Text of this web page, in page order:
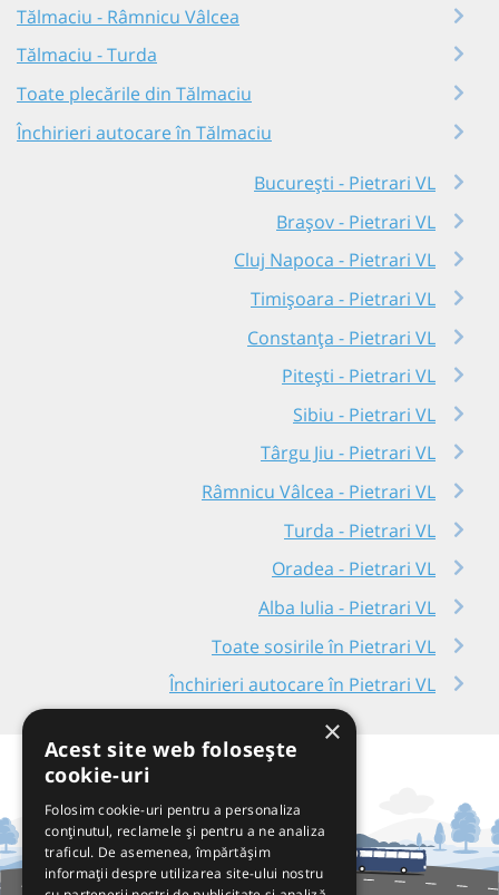
Tălmaciu - Râmnicu Vâlcea
Tălmaciu - Turda
Toate plecările din Tălmaciu
Închirieri autocare în Tălmaciu
București - Pietrari VL
Brașov - Pietrari VL
Cluj Napoca - Pietrari VL
Timișoara - Pietrari VL
Constanța - Pietrari VL
Pitești - Pietrari VL
Sibiu - Pietrari VL
Târgu Jiu - Pietrari VL
Râmnicu Vâlcea - Pietrari VL
Turda - Pietrari VL
Oradea - Pietrari VL
Alba Iulia - Pietrari VL
Toate sosirile în Pietrari VL
Închirieri autocare în Pietrari VL
×
Acest site web folosește
cookie-uri
Folosim cookie-uri pentru a personaliza
conținutul, reclamele și pentru a ne analiza
traficul. De asemenea, împărtășim
informații despre utilizarea site-ului nostru